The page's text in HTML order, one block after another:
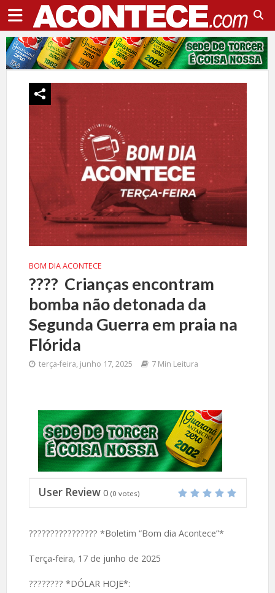
BOM DIA ACONTECE
????️ Crianças encontram
bomba não detonada da
Segunda Guerra em praia na
Flórida
terça-feira, junho 17, 2025 7 Min Leitura
User Review 0 (0 votes)
???????????????? *Boletim “Bom dia Acontece”*
Terça-feira, 17 de junho de 2025
????️???? *DÓLAR HOJE*: